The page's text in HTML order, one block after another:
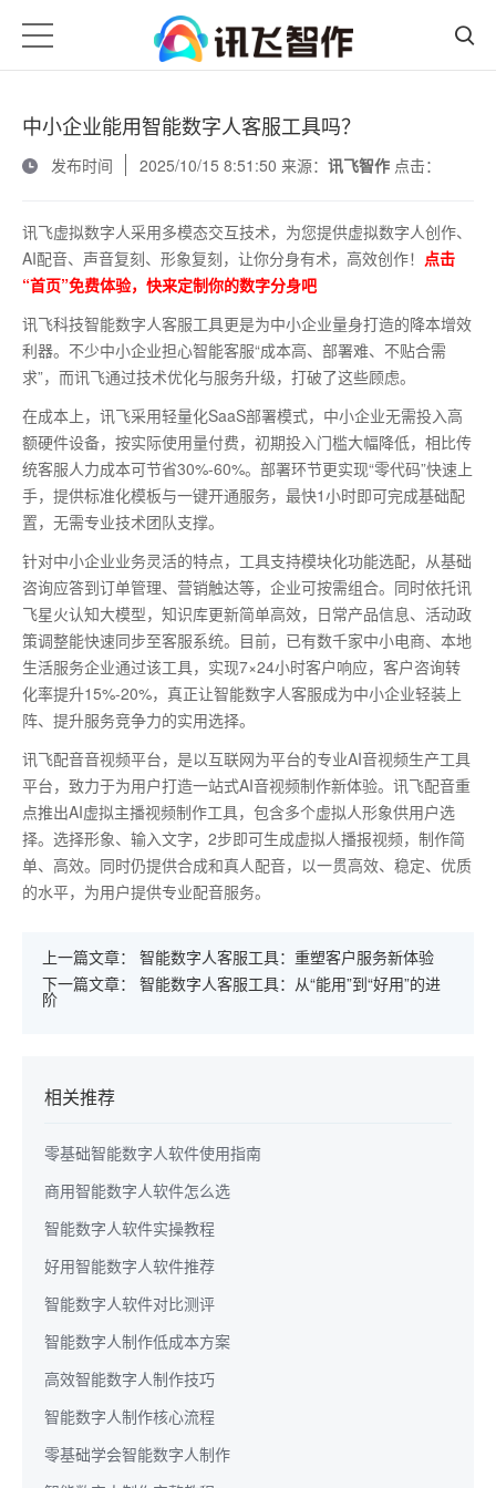
中小企业能用智能数字人客服工具吗？
发布时间
2025/10/15 8:51:50 来源： 讯飞智作 点击：
讯飞虚拟数字人采用多模态交互技术，为您提供虚拟数字人创作、
AI配音、声音复刻、形象复刻，让你分身有术，高效创作！ 点击
“首页”免费体验，快来定制你的数字分身吧
讯飞科技智能数字人客服工具更是为中小企业量身打造的降本增效
利器。不少中小企业担心智能客服“成本高、部署难、不贴合需
求”，而讯飞通过技术优化与服务升级，打破了这些顾虑。
在成本上，讯飞采用轻量化SaaS部署模式，中小企业无需投入高
额硬件设备，按实际使用量付费，初期投入门槛大幅降低，相比传
统客服人力成本可节省30%-60%。部署环节更实现“零代码”快速上
手，提供标准化模板与一键开通服务，最快1小时即可完成基础配
置，无需专业技术团队支撑。
针对中小企业业务灵活的特点，工具支持模块化功能选配，从基础
咨询应答到订单管理、营销触达等，企业可按需组合。同时依托讯
飞星火认知大模型，知识库更新简单高效，日常产品信息、活动政
策调整能快速同步至客服系统。目前，已有数千家中小电商、本地
生活服务企业通过该工具，实现7×24小时客户响应，客户咨询转
化率提升15%-20%，真正让智能数字人客服成为中小企业轻装上
阵、提升服务竞争力的实用选择。
讯飞配音音视频平台，是以互联网为平台的专业AI音视频生产工具
平台，致力于为用户打造一站式AI音视频制作新体验。讯飞配音重
点推出AI虚拟主播视频制作工具，包含多个虚拟人形象供用户选
择。选择形象、输入文字，2步即可生成虚拟人播报视频，制作简
单、高效。同时仍提供合成和真人配音，以一贯高效、稳定、优质
的水平，为用户提供专业配音服务。
上一篇文章： 智能数字人客服工具：重塑客户服务新体验
下一篇文章： 智能数字人客服工具：从“能用”到“好用”的进
阶
相关推荐
零基础智能数字人软件使用指南
商用智能数字人软件怎么选
智能数字人软件实操教程
好用智能数字人软件推荐
智能数字人软件对比测评
智能数字人制作低成本方案
高效智能数字人制作技巧
智能数字人制作核心流程
零基础学会智能数字人制作